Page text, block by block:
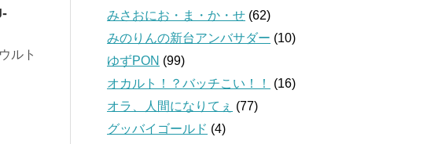
ルト
みさおにお・ま・か・せ (62)
みのりんの新台アンバサダー (10)
ゆずPON (99)
オカルト！？バッチこい！！
(16)
オラ、人間になりてぇ (77)
グッバイゴールド (4)